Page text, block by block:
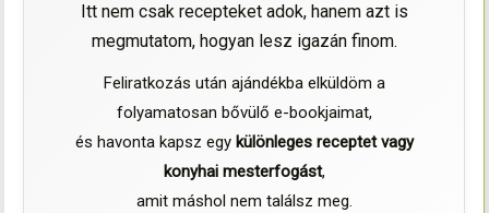
Itt nem csak recepteket adok, hanem azt is
megmutatom, hogyan lesz igazán finom.
Feliratkozás után ajándékba elküldöm a
folyamatosan bővülő e-bookjaimat,
és havonta kapsz egy különleges receptet vagy
konyhai mesterfogást,
amit máshol nem találsz meg.